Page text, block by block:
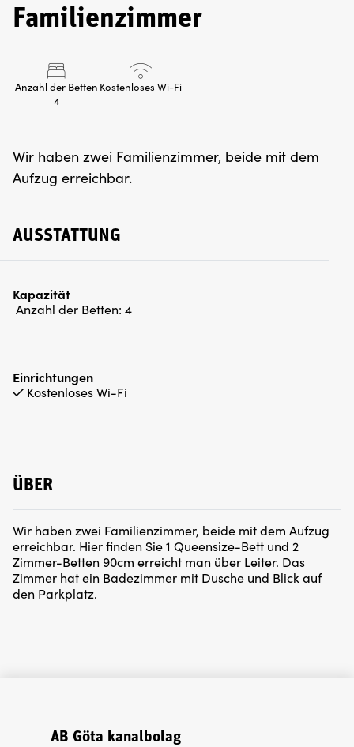
Familienzimmer
Anzahl der Betten
4
Kostenloses Wi-Fi
Wir haben zwei Familienzimmer, beide mit dem
Aufzug erreichbar.
AUSSTATTUNG
Kapazität
Anzahl der Betten: 4
Einrichtungen
Kostenloses Wi-Fi
ÜBER
Wir haben zwei Familienzimmer, beide mit dem Aufzug
erreichbar. Hier finden Sie 1 Queensize-Bett und 2
Zimmer-Betten 90cm erreicht man über Leiter. Das
Zimmer hat ein Badezimmer mit Dusche und Blick auf
den Parkplatz.
AB Göta kanalbolag